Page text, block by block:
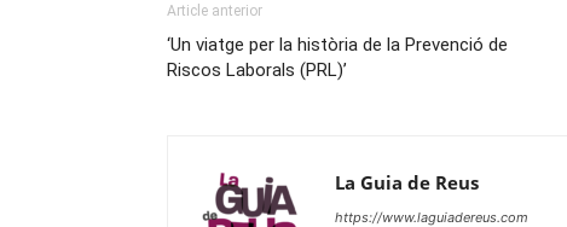
Article anterior
‘Un viatge per la història de la Prevenció de
Riscos Laborals (PRL)’
La Guia de Reus
https://www.laguiadereus.com